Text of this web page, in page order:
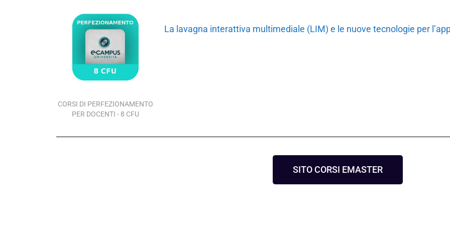
CORSI DI PERFEZIONAMENTO
PER DOCENTI - 8 CFU
La lavagna interattiva multimediale (LIM) e le nuove tecnologie per
SITO CORSI EMASTER